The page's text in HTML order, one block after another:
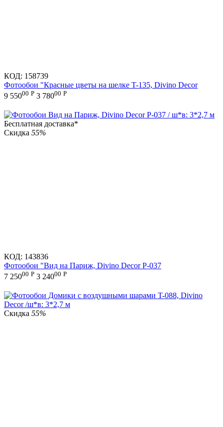
КОД: 158739
Фотообои "Красные цветы на шелке T-135, Divino Decor
9 55000 Р 3 78000 Р
Бесплатная доставка*
Скидка 55%
КОД: 143836
Фотообои "Вид на Париж, Divino Decor P-037
7 25000 Р 3 24000 Р
Скидка 55%